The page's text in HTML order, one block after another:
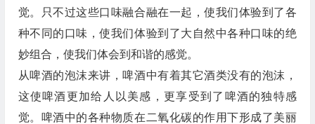
觉。只不过这些口味融合融在一起，使我们体验到了各
种不同的口味，使我们体验到了大自然中各种口味的绝
妙组合，使我们体会到和谐的感觉。
从啤酒的泡沫来讲，啤酒中有着其它酒类没有的泡沫，
这使啤酒更加给人以美感，更享受到了啤酒的独特感
觉。啤酒中的各种物质在二氧化碳的作用下形成了美丽